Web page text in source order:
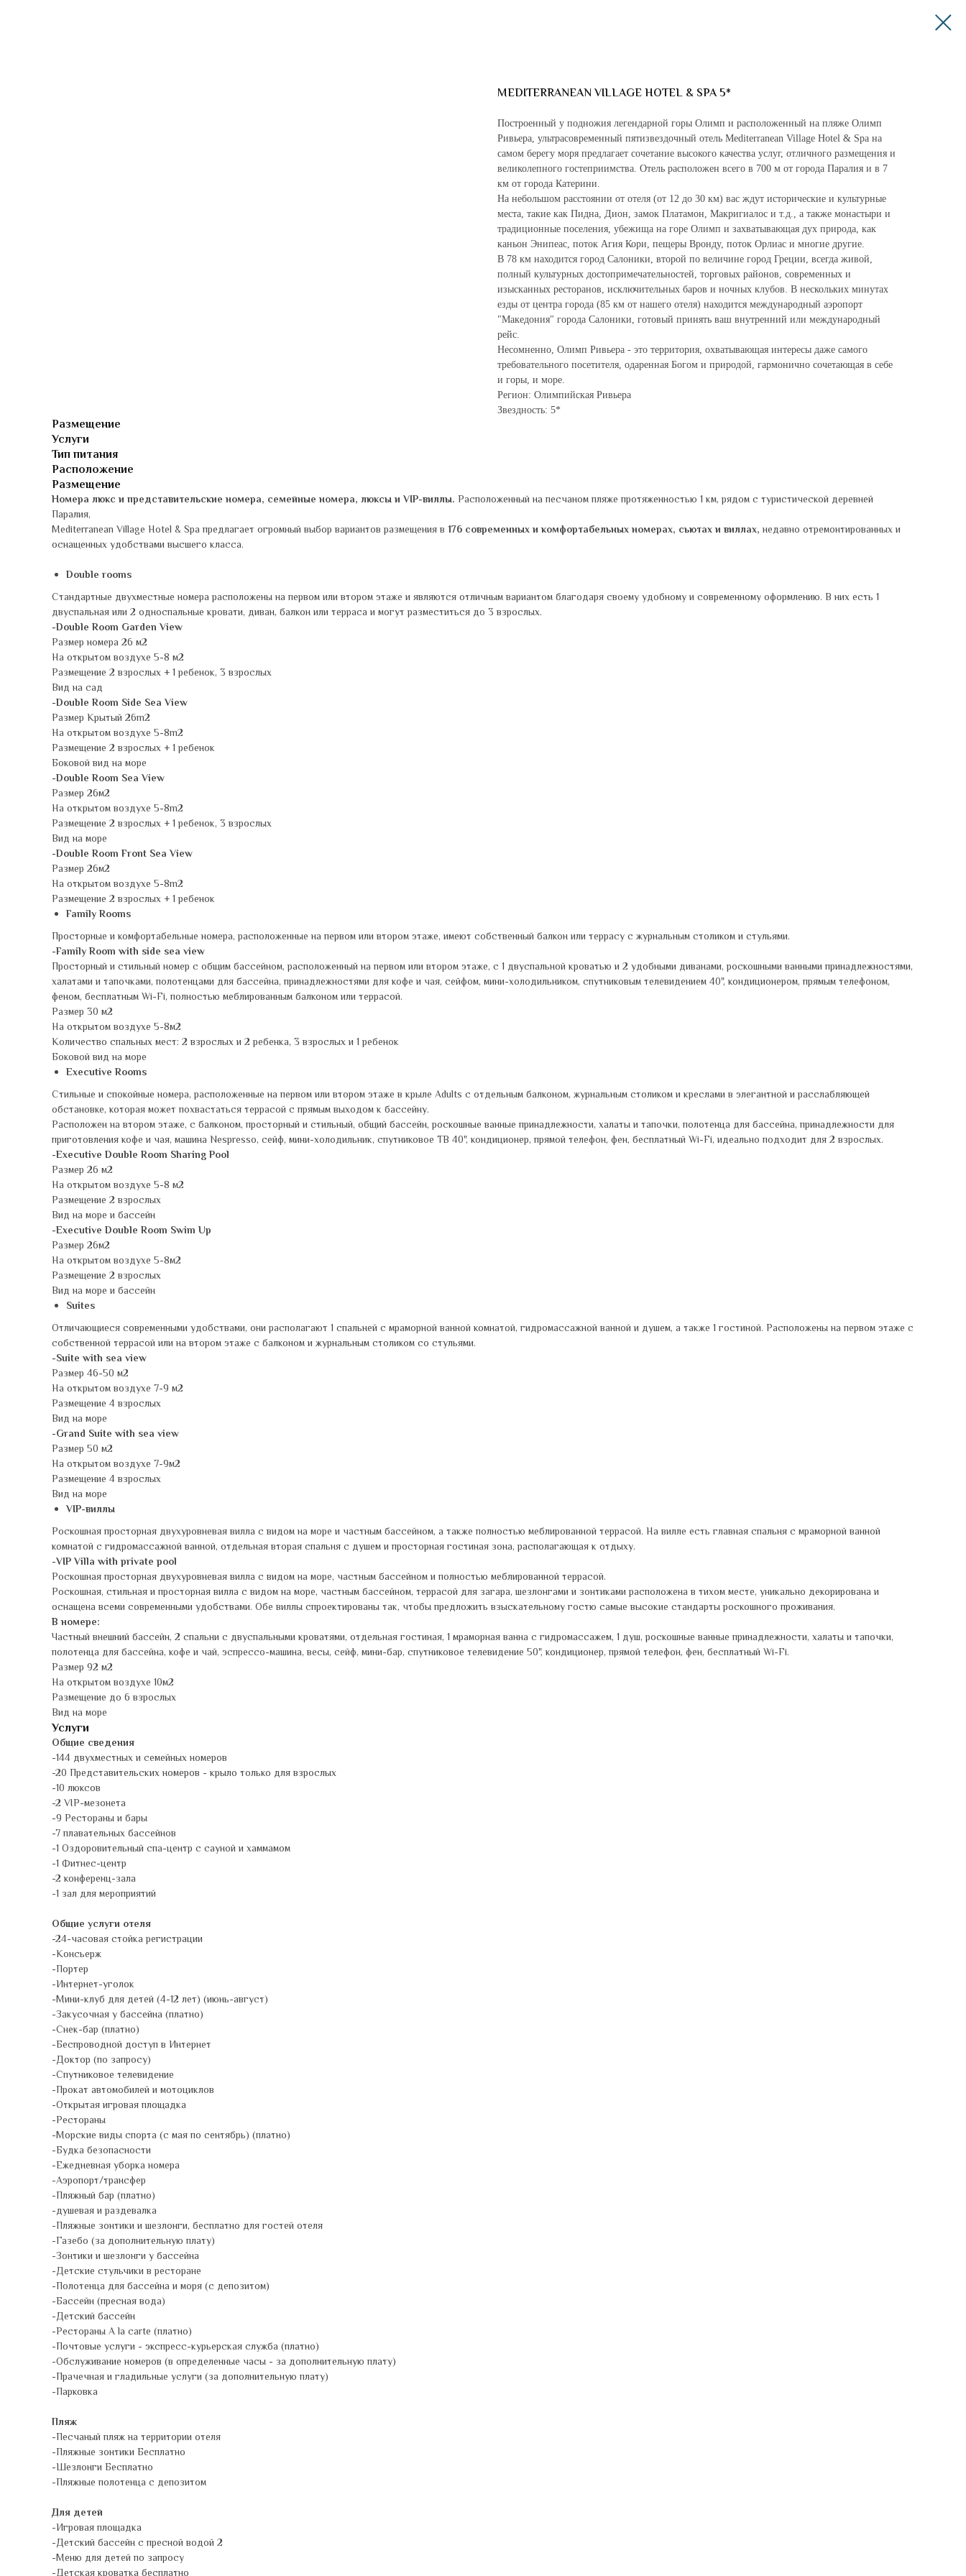
MEDITERRANEAN VILLAGE HOTEL & SPA 5*
Построенный у подножия легендарной горы Олимп и расположенный на пляже Олимп
Ривьера, ультрасовременный пятизвездочный отель Mediterranean Village Hotel & Spa на
самом берегу моря предлагает сочетание высокого качества услуг, отличного размещения и
великолепного гостеприимства. Отель расположен всего в 700 м от города Паралия и в 7
км от города Катерини.
На небольшом расстоянии от отеля (от 12 до 30 км) вас ждут исторические и культурные
места, такие как Пидна, Дион, замок Платамон, Макригиалос и т.д., а также монастыри и
традиционные поселения, убежища на горе Олимп и захватывающая дух природа, как
каньон Энипеас, поток Агия Кори, пещеры Вронду, поток Орлиас и многие другие.
В 78 км находится город Салоники, второй по величине город Греции, всегда живой,
полный культурных достопримечательностей, торговых районов, современных и
изысканных ресторанов, исключительных баров и ночных клубов. В нескольких минутах
езды от центра города (85 км от нашего отеля) находится международный аэропорт
"Македония" города Салоники, готовый принять ваш внутренний или международный
рейс.
Несомненно, Олимп Ривьера - это территория, охватывающая интересы даже самого
требовательного посетителя, одаренная Богом и природой, гармонично сочетающая в себе
и горы, и море.
Регион: Олимпийская Ривьера
Звездность: 5*
Размещение
Услуги
Тип питания
Расположение
Размещение
Номера люкс и представительские номера, семейные номера, люксы и VIP-виллы. Расположенный на песчаном пляже протяженностью 1 км, рядом с туристической деревней
Паралия,
Mediterranean Village Hotel & Spa предлагает огромный выбор вариантов размещения в 176 современных и комфортабельных номерах, сьютах и виллах,недавно отремонтированных и
оснащенных удобствами высшего класса.
Double rooms
Стандартные двухместные номера расположены на первом или втором этаже и являются отличным вариантом благодаря своему удобному и современному оформлению. В них есть 1
двуспальная или 2 односпальные кровати, диван, балкон или терраса и могут разместиться до 3 взрослых.
-Double Room Garden View
Размер номера 26 м2
На открытом воздухе 5-8 м2
Размещение 2 взрослых + 1 ребенок, 3 взрослых
Вид на сад
-Double Room Side Sea View
Размер Крытый 26m2
На открытом воздухе 5-8m2
Размещение 2 взрослых + 1 ребенок
Боковой вид на море
-Double Room Sea View
Размер 26м2
На открытом воздухе 5-8m2
Размещение 2 взрослых + 1 ребенок, 3 взрослых
Вид на море
-Double Room Front Sea View
Размер 26м2
На открытом воздухе 5-8m2
Размещение 2 взрослых + 1 ребенок
Family Rooms
Просторные и комфортабельные номера, расположенные на первом или втором этаже, имеют собственный балкон или террасу с журнальным столиком и стульями.
-Family Room with side sea view
Просторный и стильный номер с общим бассейном, расположенный на первом или втором этаже, с 1 двуспальной кроватью и 2 удобными диванами, роскошными ванными принадлежностями,
халатами и тапочками, полотенцами для бассейна, принадлежностями для кофе и чая, сейфом, мини-холодильником, спутниковым телевидением 40", кондиционером, прямым телефоном,
феном, бесплатным Wi-Fi, полностью меблированным балконом или террасой.
Размер 30 м2
На открытом воздухе 5-8м2
Количество спальных мест: 2 взрослых и 2 ребенка, 3 взрослых и 1 ребенок
Боковой вид на море
Executive Rooms
Стильные и спокойные номера, расположенные на первом или втором этаже в крыле Adults с отдельным балконом, журнальным столиком и креслами в элегантной и расслабляющей
обстановке, которая может похвастаться террасой с прямым выходом к бассейну.
Расположен на втором этаже, с балконом, просторный и стильный, общий бассейн, роскошные ванные принадлежности, халаты и тапочки, полотенца для бассейна, принадлежности для
приготовления кофе и чая, машина Nespresso, сейф, мини-холодильник, спутниковое ТВ 40", кондиционер, прямой телефон, фен, бесплатный Wi-Fi, идеально подходит для 2 взрослых.
-Executive Double Room Sharing Pool
Размер 26 м2
На открытом воздухе 5-8 м2
Размещение 2 взрослых
Вид на море и бассейн
-Executive Double Room Swim Up
Размер 26м2
На открытом воздухе 5-8м2
Размещение 2 взрослых
Вид на море и бассейн
Suites
Отличающиеся современными удобствами, они располагают 1 спальней с мраморной ванной комнатой, гидромассажной ванной и душем, а также 1 гостиной. Расположены на первом этаже с
собственной террасой или на втором этаже с балконом и журнальным столиком со стульями.
-Suite with sea view
Размер 46-50 м2
На открытом воздухе 7-9 м2
Размещение 4 взрослых
Вид на море
-Grand Suite with sea view
Размер 50 м2
На открытом воздухе 7-9м2
Размещение 4 взрослых
Вид на море
VIP-виллы
Роскошная просторная двухуровневая вилла с видом на море и частным бассейном, а также полностью меблированной террасой. На вилле есть главная спальня с мраморной ванной
комнатой с гидромассажной ванной, отдельная вторая спальня с душем и просторная гостиная зона, располагающая к отдыху.
-VIP Villa with private pool
Роскошная просторная двухуровневая вилла с видом на море, частным бассейном и полностью меблированной террасой.
Роскошная, стильная и просторная вилла с видом на море, частным бассейном, террасой для загара, шезлонгами и зонтиками расположена в тихом месте, уникально декорирована и
оснащена всеми современными удобствами. Обе виллы спроектированы так, чтобы предложить взыскательному гостю самые высокие стандарты роскошного проживания.
В номере:
Частный внешний бассейн, 2 спальни с двуспальными кроватями, отдельная гостиная, 1 мраморная ванна с гидромассажем, 1 душ, роскошные ванные принадлежности, халаты и тапочки,
полотенца для бассейна, кофе и чай, эспрессо-машина, весы, сейф, мини-бар, спутниковое телевидение 50", кондиционер, прямой телефон, фен, бесплатный Wi-Fi.
Размер 92 м2
На открытом воздухе 10м2
Размещение до 6 взрослых
Вид на море
Услуги
Общие сведения
-144 двухместных и семейных номеров
-20 Представительских номеров - крыло только для взрослых
-10 люксов
-2 VIP-мезонета
-9 Рестораны и бары
-7 плавательных бассейнов
-1 Оздоровительный спа-центр с сауной и хаммамом
-1 Фитнес-центр
-2 конференц-зала
-1 зал для мероприятий
Общие услуги отеля
-24-часовая стойка регистрации
-Консьерж
-Портер
-Интернет-уголок
-Мини-клуб для детей (4-12 лет) (июнь-август)
-Закусочная у бассейна (платно)
-Снек-бар (платно)
-Беспроводной доступ в Интернет
-Доктор (по запросу)
-Спутниковое телевидение
-Прокат автомобилей и мотоциклов
-Открытая игровая площадка
-Рестораны
-Морские виды спорта (с мая по сентябрь) (платно)
-Будка безопасности
-Ежедневная уборка номера
-Аэропорт/трансфер
-Пляжный бар (платно)
-душевая и раздевалка
-Пляжные зонтики и шезлонги, бесплатно для гостей отеля
-Газебо (за дополнительную плату)
-Зонтики и шезлонги у бассейна
-Детские стульчики в ресторане
-Полотенца для бассейна и моря (с депозитом)
-Бассейн (пресная вода)
-Детский бассейн
-Рестораны A la carte (платно)
-Почтовые услуги - экспресс-курьерская служба (платно)
-Обслуживание номеров (в определенные часы - за дополнительную плату)
-Прачечная и гладильные услуги (за дополнительную плату)
-Парковка
Пляж
-Песчаный пляж на территории отеля
-Пляжные зонтики Бесплатно
-Шезлонги Бесплатно
-Пляжные полотенца с депозитом
Для детей
-Игровая площадка
-Детский бассейн с пресной водой 2
-Меню для детей по запросу